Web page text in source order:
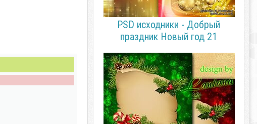
PSD исходники - Добрый
праздник Новый год 21